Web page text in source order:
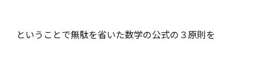
ということで無駄を省いた数学の公式の３原則を